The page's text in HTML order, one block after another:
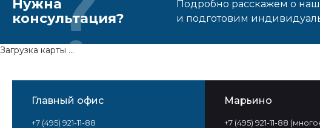
Нужна
консультация?
Подробно расскажем о
и подготовим
Главный офис
+7 (495) 921-11-88
Марьино
+7 (495) 921-11-88
Загрузка карты ...